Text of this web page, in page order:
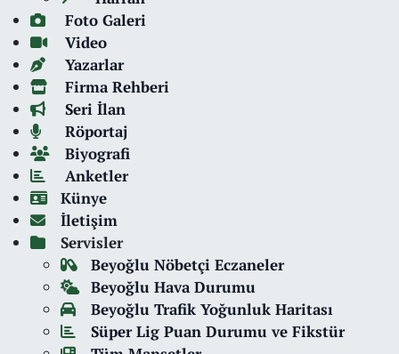
Foto Galeri
Video
Yazarlar
Firma Rehberi
Seri İlan
Röportaj
Biyografi
Anketler
Künye
İletişim
Servisler
Beyoğlu Nöbetçi Eczaneler
Beyoğlu Hava Durumu
Beyoğlu Trafik Yoğunluk Haritası
Süper Lig Puan Durumu ve Fikstür